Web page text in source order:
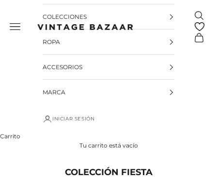
Vintage Bazaar
COLECCIONES
ROPA
ACCESORIOS
MARCA
INICIAR SESIÓN
Carrito
Tu carrito está vacío
COLECCIÓN FIESTA